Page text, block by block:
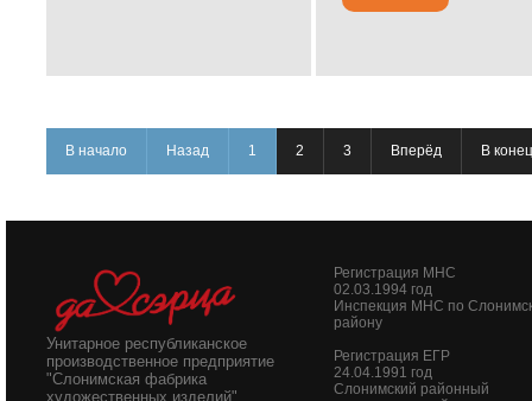
В начало Назад 1 2 3 Вперёд В конец
Унитарное республиканское
производственное предприятие
"Слонимская фабрика
художественных изделий"
Регистрация МНС
02.03.1994 год
Инспекция МНС по
району
Регистрация ЕГР
24.04.1991 год
Слонимский районный